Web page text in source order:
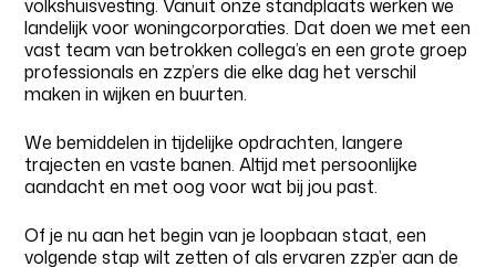
volkshuisvesting. Vanuit onze standplaats werken we
landelijk voor woningcorporaties. Dat doen we met een
vast team van betrokken collega’s en een grote groep
professionals en zzp’ers die elke dag het verschil
maken in wijken en buurten.
We bemiddelen in tijdelijke opdrachten, langere
trajecten en vaste banen. Altijd met persoonlijke
aandacht en met oog voor wat bij jou past.
Of je nu aan het begin van je loopbaan staat, een
volgende stap wilt zetten of als ervaren zzp’er aan de